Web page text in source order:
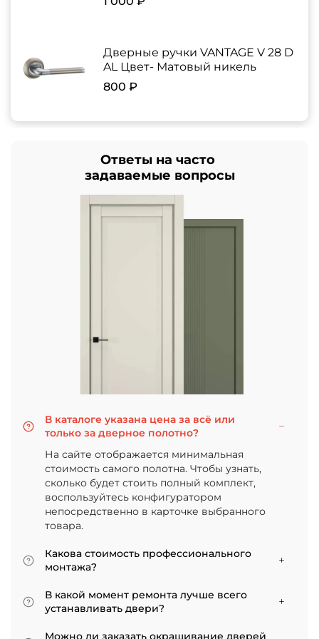
Дверные ручки VANTAGE V 28 D
AL Цвет- Матовый никель
800 ₽
Ответы на часто
задаваемые вопросы
В каталоге указана цена за всё или
только за дверное полотно?
На сайте отображается минимальная
стоимость самого полотна. Чтобы узнать,
сколько будет стоить полный комплект,
воспользуйтесь конфигуратором
непосредственно в карточке выбранного
товара.
Какова стоимость профессионального
монтажа?
Итоговая сумма зависит от типа отделки
двери и габаритов проема. Минимальная
цена за установку стандартной двери с
покрытием «экошпон» начинается от 5000
В какой момент ремонта лучше всего
устанавливать двери?
Мы советуем приступать к монтажу после
Можно ли заказать окрашивание дверей